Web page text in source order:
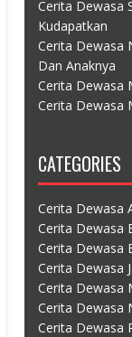
Cerita Dewasa
Kudapatkan
Cerita Dewasa
Dan Anaknya
Cerita Dewasa
Cerita Dewasa
CATEGORIES
Cerita Dewasa
Cerita Dewasa
Cerita Dewasa
Cerita Dewasa
Cerita Dewasa
Cerita Dewasa
Cerita Dewasa